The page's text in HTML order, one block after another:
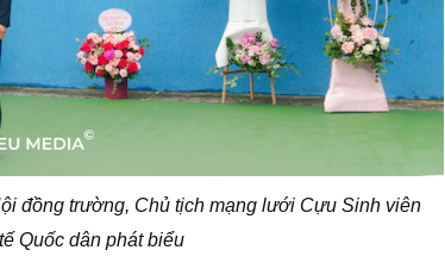
đồng trường, Chủ tịch mạng lưới Cựu Sinh viên
Quốc dân phát biểu